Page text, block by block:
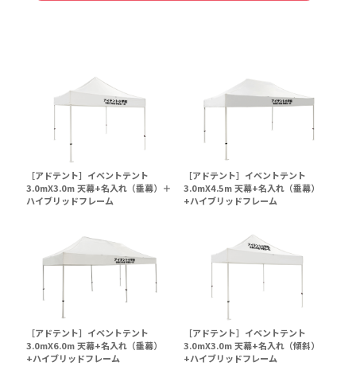
［アドテント］イベントテント
3.0mX3.0m 天幕+名入れ（垂幕）＋
ハイブリッドフレーム
［アドテント］イベントテント
3.0mX4.5m 天幕+名入れ（垂幕）
+ハイブリッドフレーム
［アドテント］イベントテント
3.0mX6.0m 天幕+名入れ（垂幕）
+ハイブリッドフレーム
［アドテント］イベントテント
3.0mX3.0m 天幕+名入れ（傾斜）
+ハイブリッドフレーム